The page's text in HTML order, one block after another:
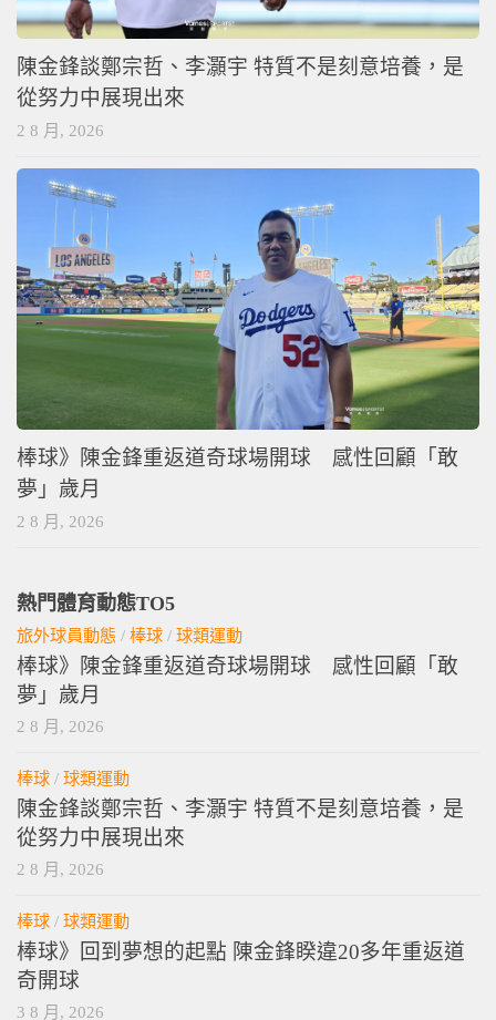
陳金鋒談鄭宗哲、李灝宇 特質不是刻意培養，是
從努力中展現出來
2 8 月, 2026
棒球》陳金鋒重返道奇球場開球 感性回顧「敢
夢」歲月
2 8 月, 2026
熱門體育動態TO5
旅外球員動態 / 棒球 / 球類運動
棒球》陳金鋒重返道奇球場開球 感性回顧「敢
夢」歲月
2 8 月, 2026
棒球 / 球類運動
陳金鋒談鄭宗哲、李灝宇 特質不是刻意培養，是
從努力中展現出來
2 8 月, 2026
棒球 / 球類運動
棒球》回到夢想的起點 陳金鋒睽違20多年重返道
奇開球
3 8 月, 2026